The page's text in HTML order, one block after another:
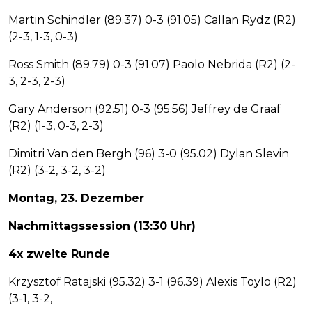
Martin Schindler (89.37) 0-3 (91.05) Callan Rydz (R2)
(2-3, 1-3, 0-3)
Ross Smith (89.79) 0-3 (91.07) Paolo Nebrida (R2) (2-
3, 2-3, 2-3)
Gary Anderson (92.51) 0-3 (95.56) Jeffrey de Graaf
(R2) (1-3, 0-3, 2-3)
Dimitri Van den Bergh (96) 3-0 (95.02) Dylan Slevin
(R2) (3-2, 3-2, 3-2)
Montag, 23. Dezember
Nachmittagssession (13:30 Uhr)
4x zweite Runde
Krzysztof Ratajski (95.32) 3-1 (96.39) Alexis Toylo (R2)
(3-1, 3-2,